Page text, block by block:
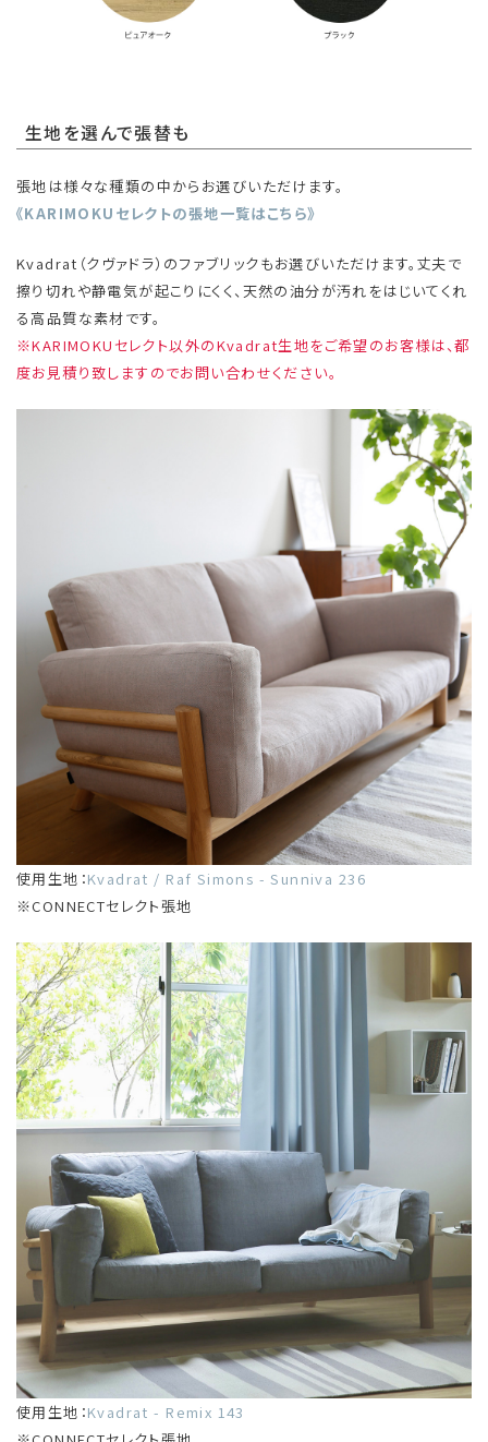
生地を選んで張替も
張地は様々な種類の中からお選びいただけます。
《KARIMOKUセレクトの張地一覧はこちら》
Kvadrat（クヴァドラ）のファブリックもお選びいただけます。丈夫で
擦り切れや静電気が起こりにくく、天然の油分が汚れをはじいてくれ
る高品質な素材です。
※KARIMOKUセレクト以外のKvadrat生地をご希望のお客様は、都
度お見積り致しますのでお問い合わせください。
使用生地：Kvadrat / Raf Simons - Sunniva 236
※CONNECTセレクト張地
使用生地：Kvadrat - Remix 143